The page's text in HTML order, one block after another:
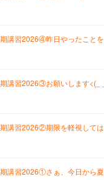
講習2026④昨日やったこと
講習2026③お願いします<(_
講習2026②期限を軽視して
講習2026①さぁ、今日から